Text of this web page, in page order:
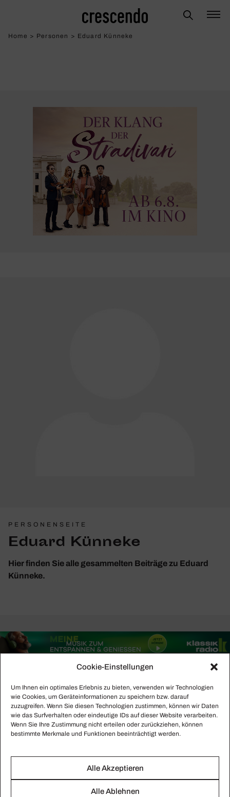
Cookie-Einstellungen
Um Ihnen ein optimales Erlebnis zu bieten, verwenden wir Technologien
wie Cookies, um Geräteinformationen zu speichern bzw. darauf
zuzugreifen. Wenn Sie diesen Technologien zustimmen, können wir Daten
wie das Surfverhalten oder eindeutige IDs auf dieser Website verarbeiten.
Wenn Sie Ihre Zustimmung nicht erteilen oder zurückziehen, können
bestimmte Merkmale und Funktionen beeinträchtigt werden.
Alle Akzeptieren
Alle Ablehnen
Home > Personen > Eduard Künneke
PERSONENSEITE
Eduard Künneke
Hier finden Sie alle gesammelten Beiträge zu Eduard
Künneke.